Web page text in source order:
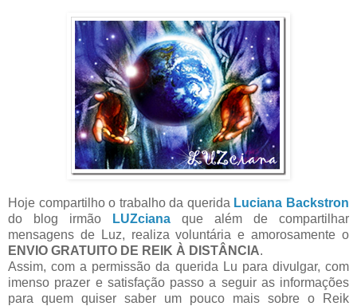
Hoje compartilho o trabalho da querida Luciana Backstron
do blog irmão
LUZciana que além de compartilhar
mensagens de Luz, realiza voluntária e amorosamente o
ENVIO GRATUITO DE REIK À DISTÂNCIA.
Assim, com a permissão da querida Lu para divulgar, com
imenso prazer e satisfação passo a seguir as informações
para quem quiser saber um pouco mais sobre o Reik